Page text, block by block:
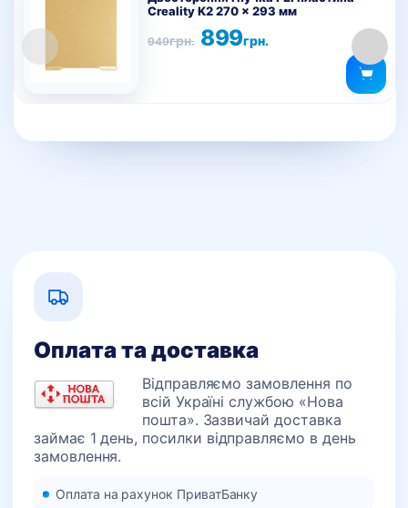
Creality K2 270 x 293 мм
949грн.
Оригінальна
ціна:
899грн.
Поточна
ціна:
Оплата та доставка
Відправляємо замовлення по
всій Україні службою «Нова
пошта». Зазвичай доставка
займає 1 день, посилки відправляємо в день
замовлення.
Оплата на рахунок ПриватБанку